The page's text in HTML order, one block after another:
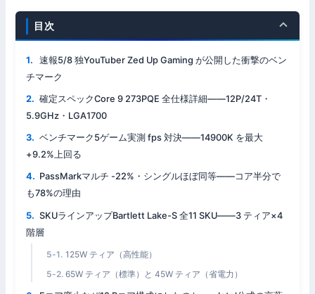
目次
速報5/8 独YouTuber Zed Up Gaming が公開した衝撃のベン
チマーク
確定スペックCore 9 273PQE 全仕様詳細——12P/24T・
5.9GHz・LGA1700
ベンチマーク5ゲーム実測 fps 対決——14900K を最大
+9.2%上回る
PassMarkマルチ -22%・シングルほぼ同等——コア半分で
も78%の理由
SKUラインアップBartlett Lake-S 全11 SKU——3 ティア×4
階層
125W ティア（高性能）
65W ティア（標準）と 45W ティア（省電力）